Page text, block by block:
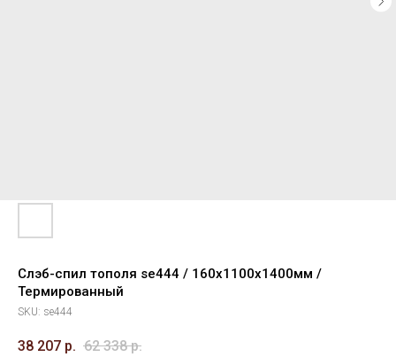
Слэб-спил тополя se444 / 160х1100х1400мм /
Термированный
SKU: se444
38 207 р. 62 338 р.